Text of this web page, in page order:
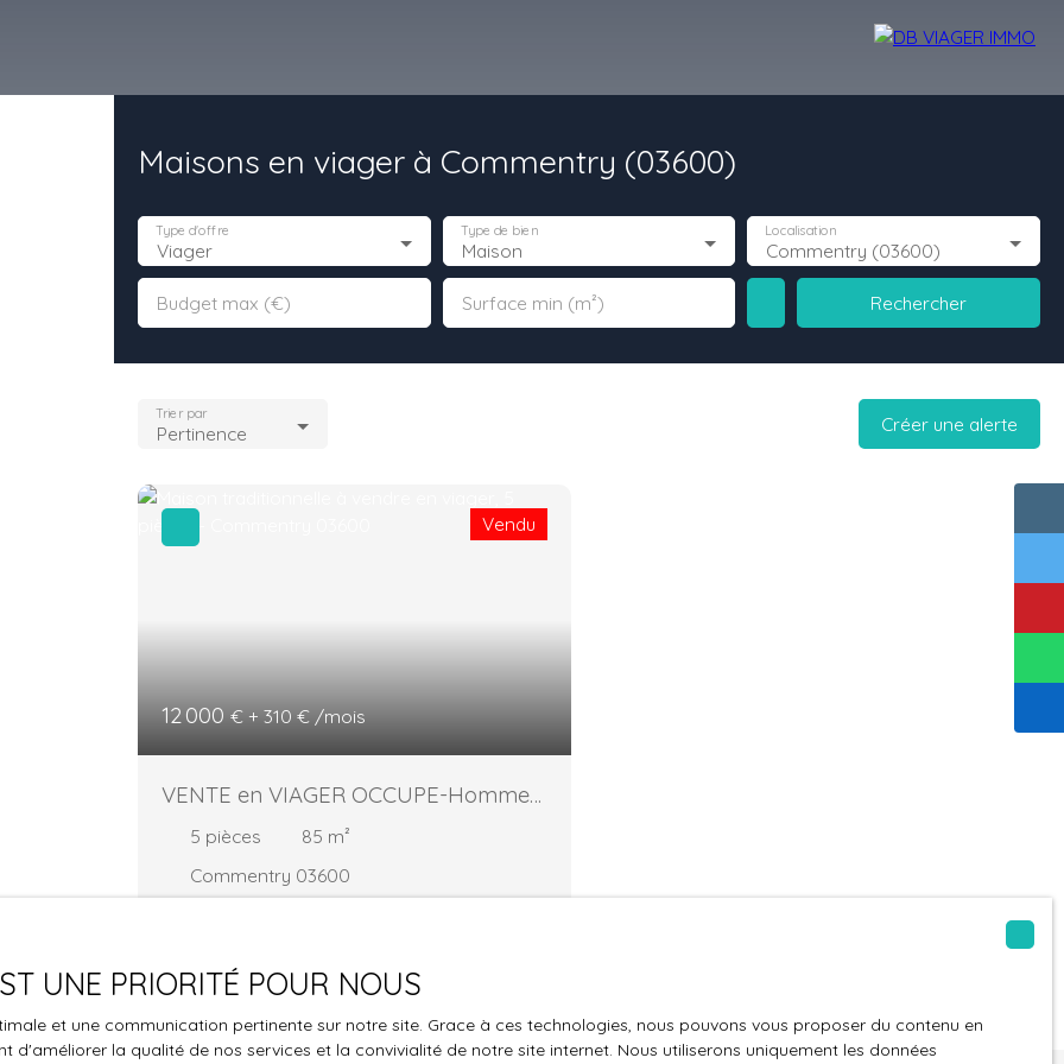
Maisons en viager à Commentry (03600)
Viager
Type d'offre
Maison
Type de bien
Commentry (03600)
Localisation
Budget max (€) Surface min (m²) Rechercher
Pertinence
Trier par Créer une alerte
12 000 € + 310 € /mois
Vendu
VENTE en VIAGER OCCUPE-Homme
85 ans
5 pièces 85 m²
Commentry 03600
village proche de Montluçon, Maison
ancienne de Type 5 sur 1590 m² de terrain
clos et arboré comprenant : *Une MAISON
d'habitation d'environ 80 m² de surfaces
UNE PRIORITÉ POUR NOUS
et une communication pertinente sur notre site. Grace à ces technologies, nous pouvons vous proposer du contenu en
la qualité de nos services et la convivialité de notre site internet. Nous utiliserons uniquement les données